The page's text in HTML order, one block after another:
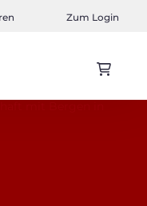
Zum Login